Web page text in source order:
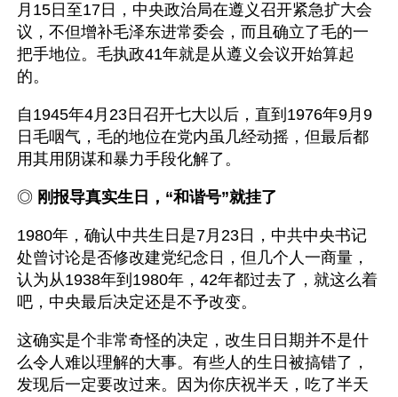
月15日至17日，中央政治局在遵义召开紧急扩大会
议，不但增补毛泽东进常委会，而且确立了毛的一
把手地位。毛执政41年就是从遵义会议开始算起
的。
自1945年4月23日召开七大以后，直到1976年9月9
日毛咽气，毛的地位在党内虽几经动摇，但最后都
用其用阴谋和暴力手段化解了。
◎ 刚报导真实生日，“和谐号”就挂了
1980年，确认中共生日是7月23日，中共中央书记
处曾讨论是否修改建党纪念日，但几个人一商量，
认为从1938年到1980年，42年都过去了，就这么着
吧，中央最后决定还是不予改变。
这确实是个非常奇怪的决定，改生日日期并不是什
么令人难以理解的大事。有些人的生日被搞错了，
发现后一定要改过来。因为你庆祝半天，吃了半天